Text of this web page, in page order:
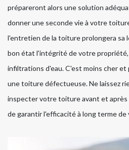
prépareront alors une solution
donner une seconde vie à votre
l'entretien de la toiture prolongera sa
bon état l'intégrité de votre propriété,
infiltrations d'eau. C'est moins cher et
une toiture défectueuse. Ne laissez
inspecter votre toiture avant et après
de garantir l'efficacité à long terme